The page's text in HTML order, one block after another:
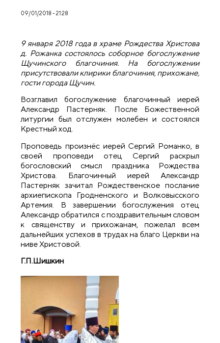
09/01/2018 - 21:28
9 января 2018 года в храме Рождества Христова
д. Рожанка состоялось соборное богослужение
Щучинского благочиния. На богослужении
присутствовали клирики благочиния, прихожане,
гости города Щучин.
Возглавил богослужение благочинный иерей
Александр Пастерняк. После Божественной
литургии был отслужен молебен и состоялся
Крестный ход.
Проповедь произнёс иерей Сергий Романко, в
своей проповеди отец Сергий раскрыл
богословский смысл праздника Рождества
Христова. Благочинный иерей Александр
Пастерняк зачитал Рождественское послание
архиепископа Гродненского и Волковысского
Артемия. В завершении богослужения отец
Александр обратился с поздравительным словом
к священству и прихожанам, пожелал всем
дальнейших успехов в трудах на благо Церкви на
ниве Христовой.
Г.П.Шишкин